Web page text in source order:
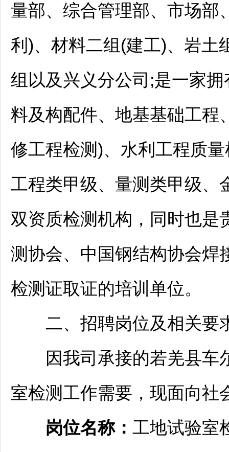
量部、综合管理部、市场部
利)、材料二组(建工)、岩土
组以及 兴义分公司;是一家
料及构配件、地基基础工程
修工程检测)、水利工程质
工程类甲级、量测类甲级、
双资质检测机构，同时也是
测协会、中国钢结构协会焊
检测证取证的培训单位。
二、 招聘岗位及相关要
因我司承接的若羌县车
室检测工作需要，现面向社
岗位名称： 工地试验室